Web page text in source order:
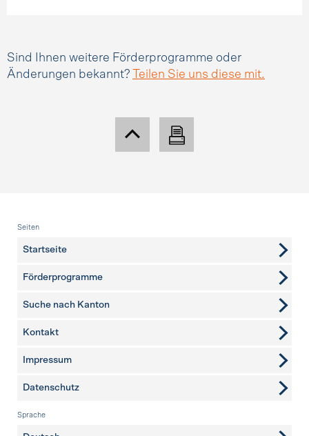
Sind Ihnen weitere Förderprogramme oder
Änderungen bekannt?
Teilen Sie uns diese mit.
Fusszeile
Seiten
Startseite
Förderprogramme
Suche nach Kanton
weitere Seiten
Kontakt
Impressum
Datenschutz
Sprache